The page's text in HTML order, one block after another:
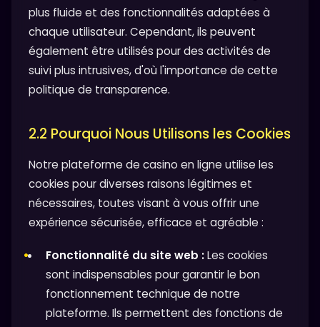
plus fluide et des fonctionnalités adaptées à
chaque utilisateur. Cependant, ils peuvent
également être utilisés pour des activités de
suivi plus intrusives, d'où l'importance de cette
politique de transparence.
2.2 Pourquoi Nous Utilisons les Cookies
Notre plateforme de casino en ligne utilise les
cookies pour diverses raisons légitimes et
nécessaires, toutes visant à vous offrir une
expérience sécurisée, efficace et agréable :
Fonctionnalité du site web :Les cookies
sont indispensables pour garantir le bon
fonctionnement technique de notre
plateforme. Ils permettent des fonctions de